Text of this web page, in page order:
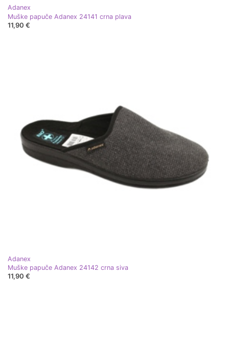
Adanex
Muške papuče Adanex 24141 crna plava
11,90 €
Adanex
Muške papuče Adanex 24142 crna siva
11,90 €